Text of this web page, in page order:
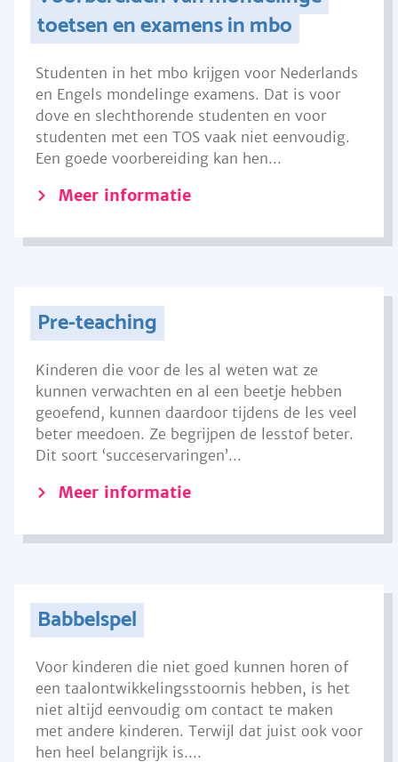
toetsen en examens in mbo
Studenten in het mbo krijgen voor Nederlands
en Engels mondelinge examens. Dat is voor
dove en slechthorende studenten en voor
studenten met een TOS vaak niet eenvoudig.
Een goede voorbereiding kan hen...
Meer informatie
Pre-teaching
Kinderen die voor de les al weten wat ze
kunnen verwachten en al een beetje hebben
geoefend, kunnen daardoor tijdens de les veel
beter meedoen. Ze begrijpen de lesstof beter.
Dit soort ‘succeservaringen’...
Meer informatie
Babbelspel
Voor kinderen die niet goed kunnen horen of
een taalontwikkelingsstoornis hebben, is het
niet altijd eenvoudig om contact te maken
met andere kinderen. Terwijl dat juist ook voor
hen heel belangrijk is....